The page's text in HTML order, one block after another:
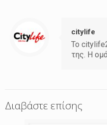
citylife
Το
της. Η
Διαβάστε επίσης